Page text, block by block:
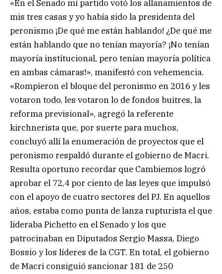
«En el Senado mi partido votó los allanamientos de
mis tres casas y yo había sido la presidenta del
peronismo ¡De qué me están hablando! ¿De qué me
están hablando que no tenían mayoría? ¡No tenían
mayoría institucional, pero tenían mayoría política
en ambas cámaras!», manifestó con vehemencia.
«Rompieron el bloque del peronismo en 2016 y les
votaron todo, les votaron lo de fondos buitres, la
reforma previsional», agregó la referente
kirchnerista que, por suerte para muchos,
concluyó allí la enumeración de proyectos que el
peronismo respaldó durante el gobierno de Macri.
Resulta oportuno recordar que Cambiemos logró
aprobar el 72,4 por ciento de las leyes que impulsó
con el apoyo de cuatro sectores del PJ. En aquellos
años, estaba como punta de lanza rupturista el que
lideraba Pichetto en el Senado y los que
patrocinaban en Diputados Sergio Massa, Diego
Bossio y los líderes de la CGT. En total, el gobierno
de Macri consiguió sancionar 181 de 250